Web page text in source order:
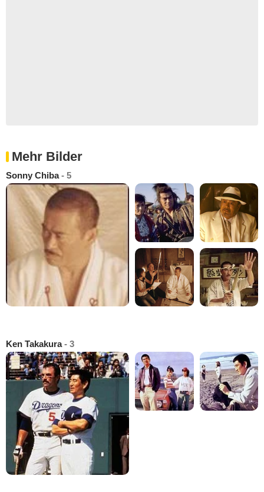
Mehr Bilder
Sonny Chiba- 5
Ken Takakura- 3